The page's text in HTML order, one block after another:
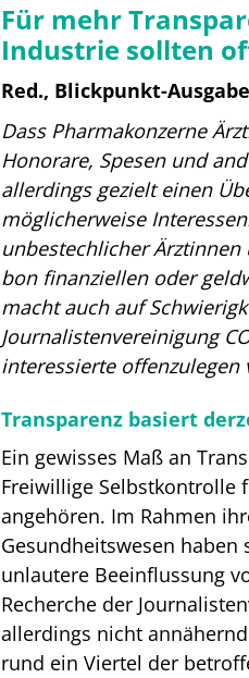
Für mehr
Industrie sollten
Red., Blickpunkt-
Dass Pharmakonzerne
Honorare, Spesen und
allerdings gezielt einen
möglicherweise
unbestechlicher Ärztinnen
bon finanziellen oder
macht auch auf
Journalistenvereinigung
interessierte offenzulegen
Transparenz basiert
Ein gewisses Maß an
Freiwillige Selbstkontrolle
angehören. Im Rahmen
Gesundheitswesen
unlautere Beeinflussung
Recherche der
allerdings nicht
rund ein Viertel der